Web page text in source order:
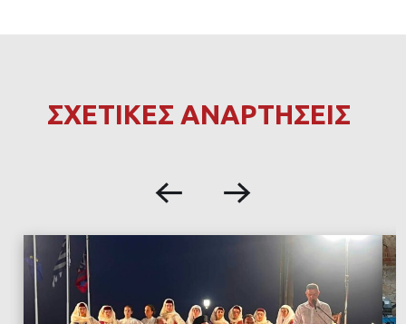
ΣΧΕΤΙΚΕΣ ΑΝΑΡΤΗΣΕΙΣ